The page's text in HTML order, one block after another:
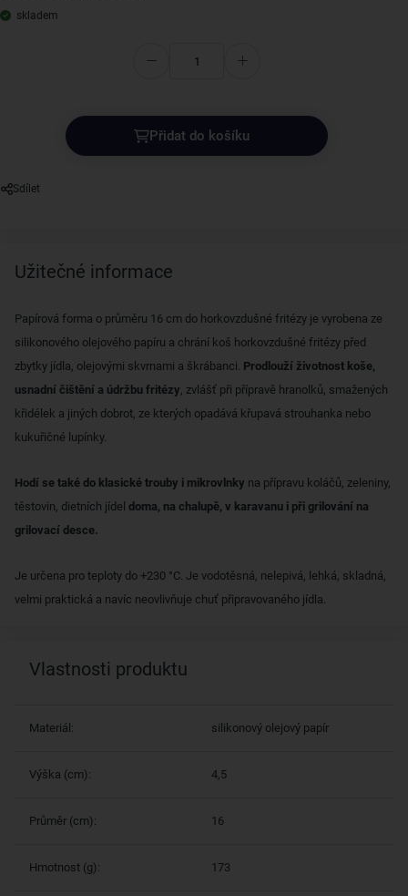
skladem
Přidat do košíku
Sdílet
Užitečné informace
Papírová forma o průměru 16 cm do horkovzdušné fritézy je vyrobena ze
silikonového olejového papíru a chrání koš horkovzdušné fritézy před
zbytky jídla, olejovými skvrnami a škrábanci. Prodlouží životnost koše,
usnadní čištění a údržbu fritézy, zvlášť při přípravě hranolků, smažených
křidélek a jiných dobrot, ze kterých opadává křupavá strouhanka nebo
kukuřičné lupínky.
Hodí se také do klasické trouby i mikrovlnky na přípravu koláčů, zeleniny,
těstovin, dietních jídel doma, na chalupě, v karavanu i při grilování na
grilovací desce.
Je určena pro teploty do +230 °C. Je vodotěsná, nelepivá, lehká, skladná,
velmi praktická a navíc neovlivňuje chuť připravovaného jídla.
Vlastnosti produktu
Materiál: silikonový olejový papír
Výška (cm): 4,5
Průměr (cm): 16
Hmotnost (g): 173